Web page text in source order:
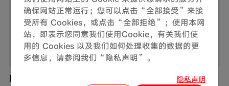
联塑管道市政给水管生产厂家联系电话是多少？如
确保网站正常运行；您可以点击“全部接受”来接
受所有 Cookies，或点击“全部拒绝”；使用本网
站，即表示您同意我们使用Cookie，有关我们使
用的 Cookies 以及我们如何处理收集的数据的更
多信息，请参阅我们“隐私声明”。
隐私声明